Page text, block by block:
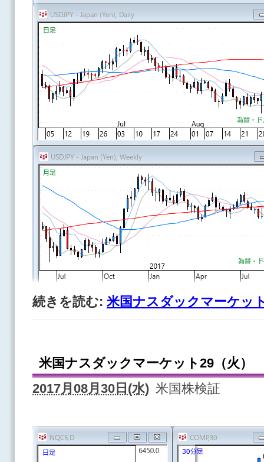
続きを読む: 米国ナスダックマーケッ
米国ナスダックマーケット29（火）
2017月08月30日(水) 米国株検証